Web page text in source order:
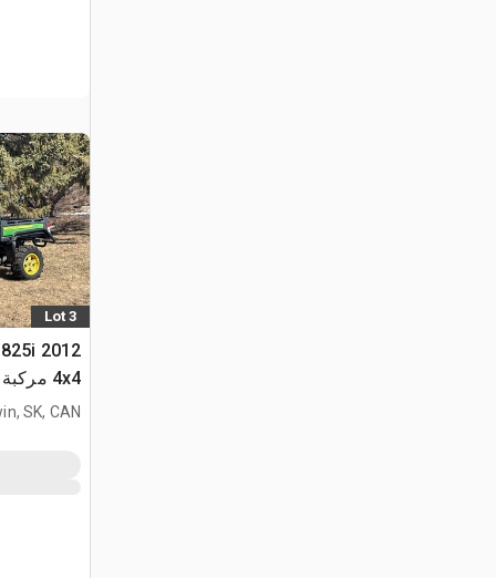
Lot 3
825i
4x4 مركبة متعددة الأغراض
SK, CAN